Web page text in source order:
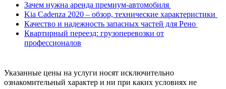
Зачем нужна аренда премиум-автомобиля
Kia Cadenza 2020 – обзор, технические характеристики
Качество и надежность запасных частей для Рено
Квартирный переезд: грузоперевозки от
профессионалов
Указанные цены на услуги носят исключительно
ознакомительный характер и ни при каких условиях не